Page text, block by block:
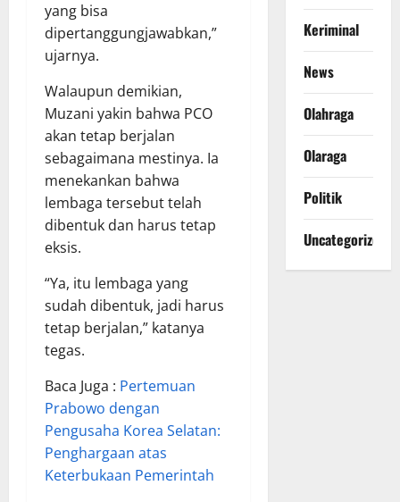
yang bisa
dipertanggungjawabkan,”
ujarnya.
Walaupun demikian,
Muzani yakin bahwa PCO
akan tetap berjalan
sebagaimana mestinya. Ia
menekankan bahwa
lembaga tersebut telah
dibentuk dan harus tetap
eksis.
“Ya, itu lembaga yang
sudah dibentuk, jadi harus
tetap berjalan,” katanya
tegas.
Baca Juga : Pertemuan
Prabowo dengan
Pengusaha Korea Selatan:
Penghargaan atas
Keterbukaan Pemerintah
Keriminal
News
Olahraga
Olaraga
Politik
Uncategorized